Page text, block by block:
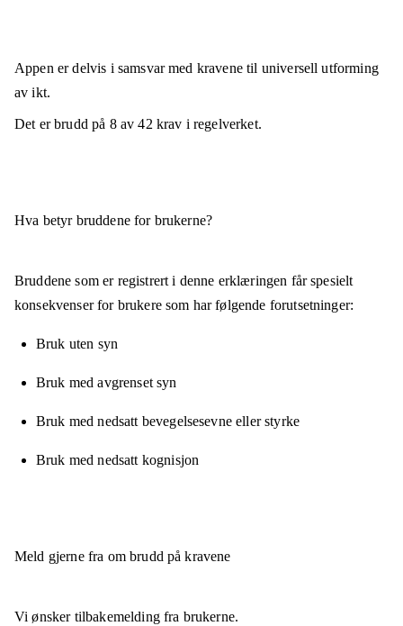
Appen erdelvis i samsvarmed kravene til universell utforming
av ikt.
Det er brudd på 8av42krav i regelverket.
Hva betyr bruddene for brukerne?
Bruddene som er registrert i denne erklæringen får spesielt
konsekvenser for brukere som har følgende forutsetninger:
Bruk uten syn
Bruk med avgrenset syn
Bruk med nedsatt bevegelsesevne eller styrke
Bruk med nedsatt kognisjon
Meld gjerne fra om brudd på kravene
Vi ønsker tilbakemelding fra brukerne.